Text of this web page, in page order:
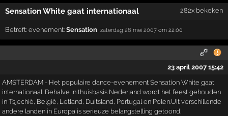
Sensation White gaat internationaal 282x bekeken
Betreft:evenement:Sensation ,zaterdag 26 mei 2007 om 22:00
23 april 2007 15:42
AMSTERDAM - Het populaire dance-evenement Sensation White gaat
internationaal. Behalve in thuisbasis Nederland wordt het feest gehouden
in Tsjechië, België, Letland, Duitsland, Portugal en Polen.Uit verschillende
andere landen in Europa is serieuze belangstelling getoond.